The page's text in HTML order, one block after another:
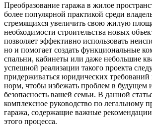
Преобразование гаража в жилое
более популярной практикой среди
стремящихся увеличить свою жилую
необходимости строительства новых
позволяет эффективно использовать
но и помогает создать функциональные
спальни, кабинеты или даже небольшие
успешной реализации такого проекта
придерживаться юридических требований
норм, чтобы избежать проблем в будущем
безопасность вашей семьи. В данной
комплексное руководство по легальному
гаража, содержащие важные
этого процесса.